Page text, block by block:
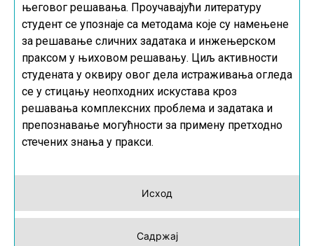
Исход
Садржај
његовог решавања. Проучавајући литературу
студент се упознаје са методама које су намењене
за решавање сличних задатака и инжењерском
праксом у њиховом решавању. Циљ активности
студената у оквиру овог дела истраживања огледа
се у стицању неопходних искустава кроз
решавања комплексних проблема и задатака и
препознавање могућности за примену претходно
стечених знања у пракси.